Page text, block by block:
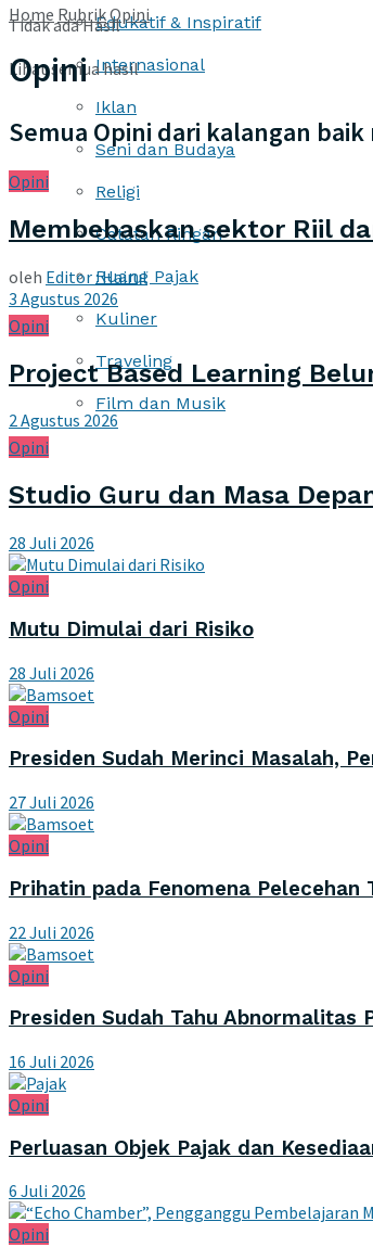
Edukatif & Inspiratif
Internasional
Iklan
Seni dan Budaya
Religi
Catatan Ringan
Ruang Pajak
Kuliner
Traveling
Film dan Musik
Tidak ada Hasil
Lihat semua hasil
Home RubrikOpini
Opini
Semua Opini dari kalangan
Opini
Membebaskan sektor Riil
oleh Editor : Hairul
3 Agustus 2026
Opini
Project Based Learning
2 Agustus 2026
Opini
Studio Guru dan Masa
28 Juli 2026
Opini
Mutu Dimulai dari Risiko
28 Juli 2026
Opini
Presiden Sudah Merinci Masalah,
27 Juli 2026
Opini
Prihatin pada Fenomena Pelecehan
22 Juli 2026
Opini
Presiden Sudah Tahu
16 Juli 2026
Opini
Perluasan Objek Pajak dan
6 Juli 2026
Opini